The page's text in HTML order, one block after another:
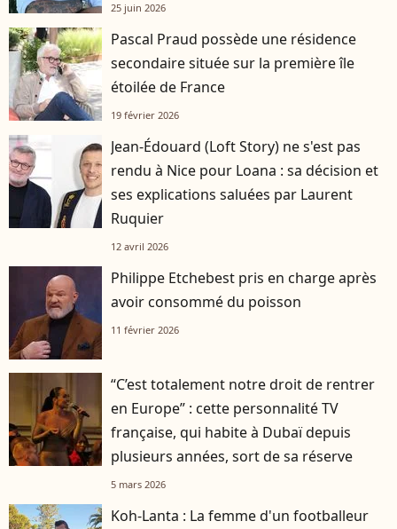
25 juin 2026
Pascal Praud possède une résidence
secondaire située sur la première île
étoilée de France
19 février 2026
Jean-Édouard (Loft Story) ne s'est pas
rendu à Nice pour Loana : sa décision et
ses explications saluées par Laurent
Ruquier
12 avril 2026
Philippe Etchebest pris en charge après
avoir consommé du poisson
11 février 2026
“C’est totalement notre droit de rentrer
en Europe” : cette personnalité TV
française, qui habite à Dubaï depuis
plusieurs années, sort de sa réserve
5 mars 2026
Koh-Lanta : La femme d'un footballeur